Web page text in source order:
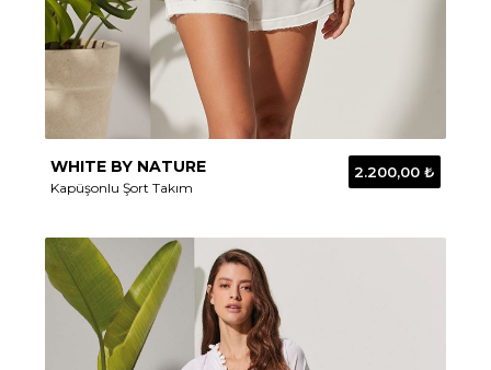
WHITE BY NATURE
Kapüşonlu Şort Takım
2.200,00 ₺